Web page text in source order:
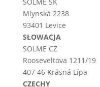
Mlynská 2238
93401 Levice
SŁOWACJA
SOLME CZ
Rooseveltova 1211/19
407 46 Krásná Lípa
CZECHY